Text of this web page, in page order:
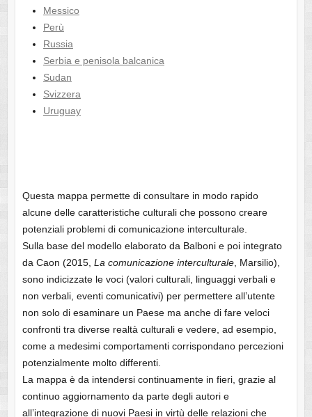
Messico
Perù
Russia
Serbia e penisola balcanica
Sudan
Svizzera
Uruguay
Questa mappa permette di consultare in modo rapido
alcune delle caratteristiche culturali che possono creare
potenziali problemi di comunicazione interculturale.
Sulla base del modello elaborato da Balboni e poi integrato
da Caon (2015, La comunicazione interculturale, Marsilio),
sono indicizzate le voci (valori culturali, linguaggi verbali e
non verbali, eventi comunicativi) per permettere all’utente
non solo di esaminare un Paese ma anche di fare veloci
confronti tra diverse realtà culturali e vedere, ad esempio,
come a medesimi comportamenti corrispondano percezioni
potenzialmente molto differenti.
La mappa è da intendersi continuamente in fieri, grazie al
continuo aggiornamento da parte degli autori e
all’integrazione di nuovi Paesi in virtù delle relazioni che